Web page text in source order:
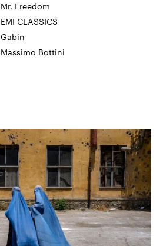
Mr. Freedom
EMI CLASSICS
Gabin
Massimo Bottini